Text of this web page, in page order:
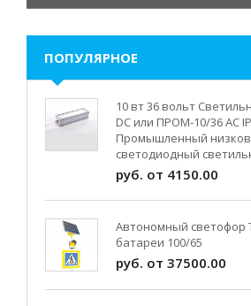
ПОПУЛЯРНОЕ
10 вт 36 вольт
DC или ПРОМ-10/36 AC
Промышленный
светодиодный
руб. от 4150.00
Автономный светофор
батареи 100/65
руб. от 37500.00